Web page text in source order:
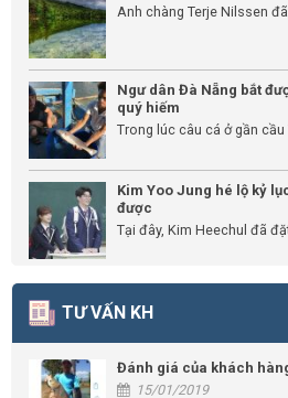
Anh chàng Terje Nilssen
Ngư dân Đà Nẵng bắt
quý hiếm
Trong lúc câu cá ở gần cầu
Kim Yoo Jung hé lộ kỷ
được
Tại đây, Kim Heechul đã
TƯ VẤN KH
Đánh giá của khách
15/01/2019